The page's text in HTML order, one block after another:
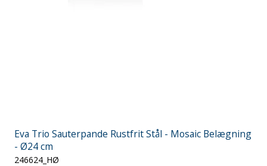
Eva Trio Sauterpande Rustfrit Stål - Mosaic Belægning
- Ø24 cm
246624_HØ